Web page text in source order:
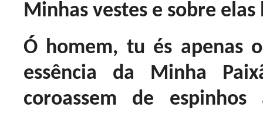
Minhas vestes e sobre elas
Ó homem, tu és apenas
essência da Minha
coroassem de